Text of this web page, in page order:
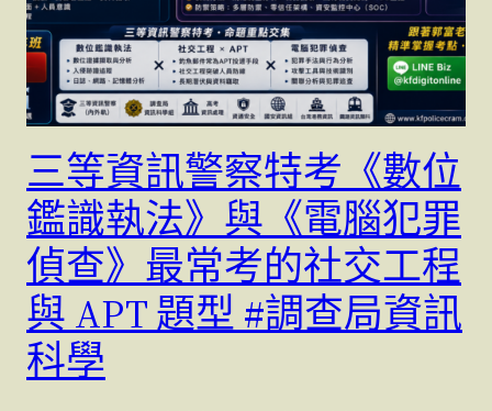
三等資訊警察特考《數位
鑑識執法》與《電腦犯罪
偵查》最常考的社交工程
與 APT 題型 #調查局資訊
科學